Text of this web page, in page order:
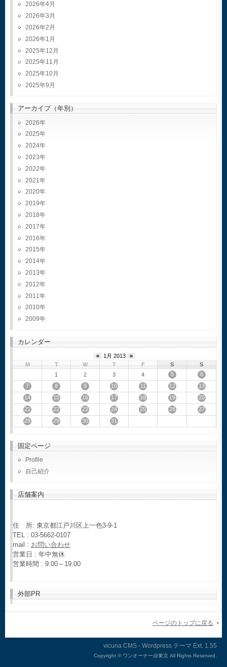
2026年4月
2026年3月
2026年2月
2026年1月
2025年12月
2025年11月
2025年10月
2025年9月
アーカイブ（年別）
2026
2025
2024
2023
2022
2021
2020
2019
2018
2017
2016
2015
2014
2013
2012
2011
2010
2009
カレンダー
« 1月 2013
»
M
T W T F S
S
1
2 3 4 5
6
7
8 9 10 11 12
13
14
15 16 17 18 19
20
21
22 23 24 25 26
27
28
29 30 31
固定ページ
Profile
自己紹介
店舗案内
住 所: 東京都江戸川区上一色3-9-1
TEL : 03-5662-0107
mail : お問い合わせ
営業日 : 年中無休
営業時間 : 9:00～19:00
外部PR
ページのトップに戻る
vicuna CMS - Wordpress テーマ Ext.
Copyright © ワンオーナー@東京 All Rights Reserved.